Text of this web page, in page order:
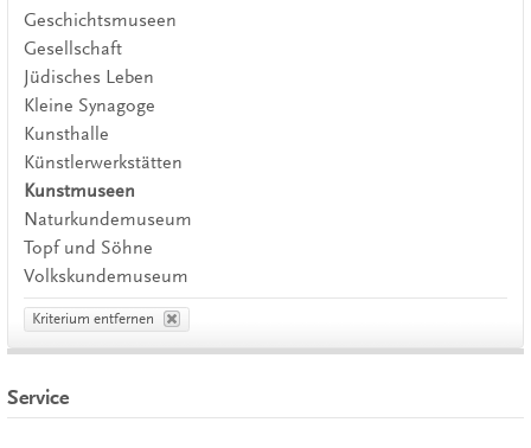
Geschichtsmuseen
Gesellschaft
Jüdisches Leben
Kleine Synagoge
Kunsthalle
Künstlerwerkstätten
Kunstmuseen
Naturkundemuseum
Topf und Söhne
Volkskundemuseum
Kriterium entfernen
Service